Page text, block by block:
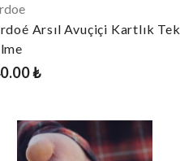
Arsıl Avuçiçi Kartlık Tek
₺